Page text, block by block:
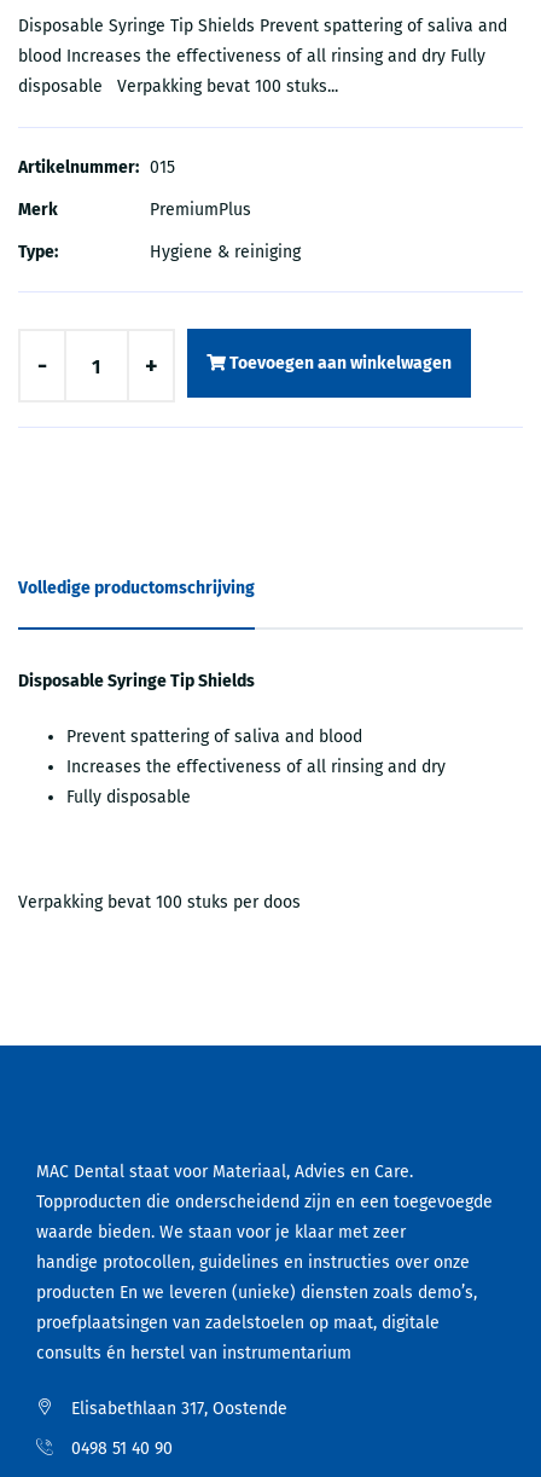
Disposable Syringe Tip Shields Prevent spattering of saliva and
blood Increases the effectiveness of all rinsing and dry Fully
disposable Verpakking bevat 100 stuks...
Artikelnummer: 015
Merk PremiumPlus
Type: Hygiene & reiniging
- + Toevoegen aan winkelwagen
Volledige productomschrijving
Disposable Syringe Tip Shields
Prevent spattering of saliva and blood
Increases the effectiveness of all rinsing and dry
Fully disposable
Verpakking bevat 100 stuks per doos
MAC Dental staat voor Materiaal, Advies en Care.
Topproducten die onderscheidend zijn en een toegevoegde
waarde bieden. We staan voor je klaar met zeer
handige protocollen, guidelines en instructies over onze
producten En we leveren (unieke) diensten zoals demo’s,
proefplaatsingen van zadelstoelen op maat, digitale
consults én herstel van instrumentarium
Elisabethlaan 317, Oostende
0498 51 40 90